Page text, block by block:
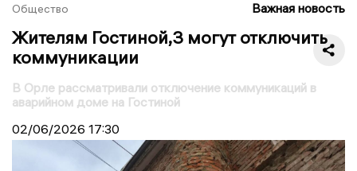
Общество Важная новость
Жителям Гостиной,3 могут отключить
коммуникации
В Орле рассматривали отключение коммуникаций в
аварийном доме на Гостиной
02/06/2026 17:30